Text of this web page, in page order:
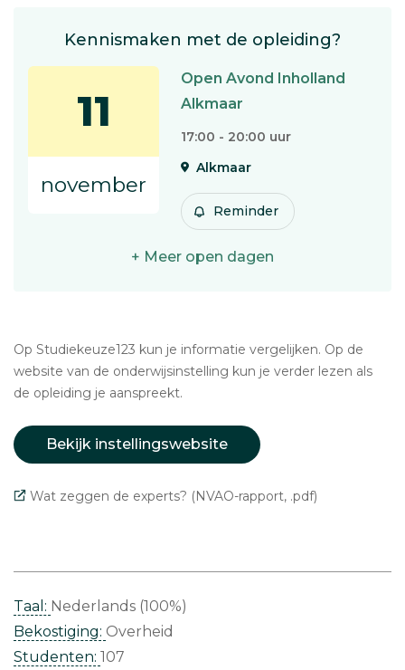
Kennismaken met de opleiding?
11
november
Open Avond Inholland
Alkmaar
17:00 - 20:00 uur
Alkmaar
Reminder
+ Meer open dagen
Op Studiekeuze123 kun je informatie vergelijken. Op de
website van de onderwijsinstelling kun je verder lezen als
de opleiding je aanspreekt.
Bekijk instellingswebsite
Wat zeggen de experts? (NVAO-rapport, .pdf)
Taal: Nederlands (100%)
Bekostiging: Overheid
Studenten: 107